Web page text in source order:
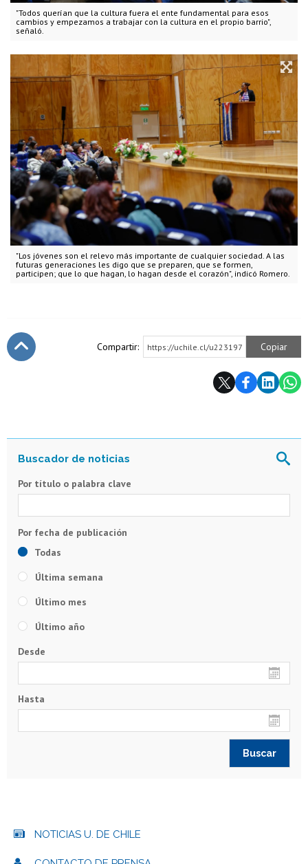
"Todos querían que la cultura fuera el ente fundamental para esos
cambios y empezamos a trabajar con la cultura en el propio barrio",
señaló.
"Los jóvenes son el relevo más importante de cualquier sociedad. A las
futuras generaciones les digo que se preparen, que se formen,
participen; que lo que hagan, lo hagan desde el corazón", indicó Romero.
Compartir: https://uchile.cl/u223197 Copiar
Por título o palabra clave
Todas
Última semana
Último mes
Último año
Desde
Hasta
NOTICIAS U. DE CHILE